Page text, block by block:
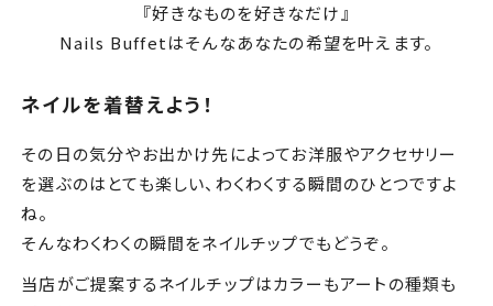
『好きなものを好きなだけ』
Nails Buffetはそんなあなたの希望を叶えます。
ネイルを着替えよう！
その日の気分やお出かけ先によってお洋服やアクセサリー
を選ぶのはとても楽しい、わくわくする瞬間のひとつですよ
ね。
そんなわくわくの瞬間をネイルチップでもどうぞ。
当店がご提案するネイルチップはカラーもアートの種類も